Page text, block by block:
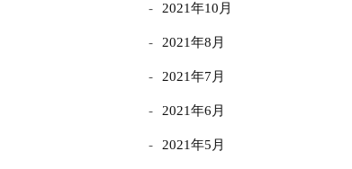
2021年10月
2021年8月
2021年7月
2021年6月
2021年5月